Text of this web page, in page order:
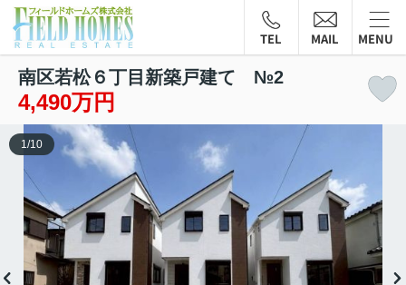
TEL MAIL MENU
南区若松６丁目新築戸建て №2
4,490万円
1 /10